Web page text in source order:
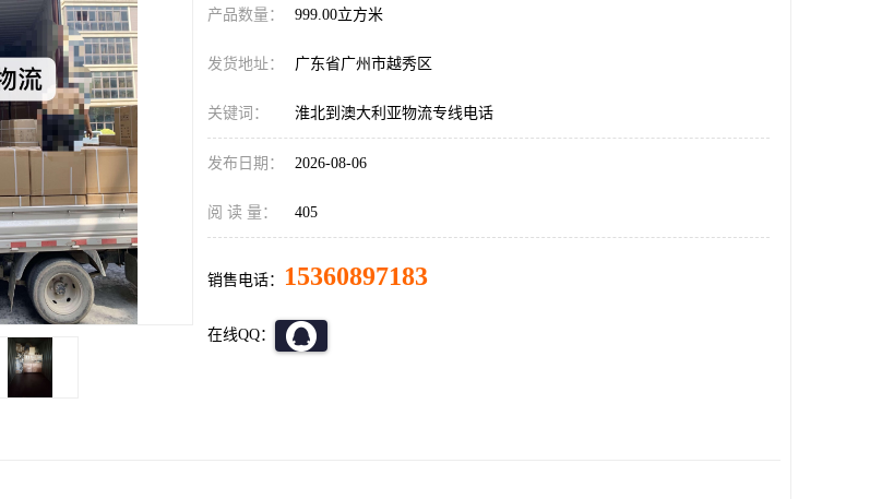
产品数量： 999.00立方米
发货地址： 广东省广州市越秀区
关键词： 淮北到澳大利亚物流专线电话
发布日期： 2026-08-06
阅 读 量： 405
销售电话： 15360897183
在线QQ：